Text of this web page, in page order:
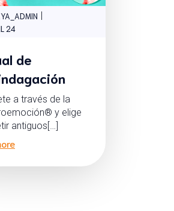
24
de
a través de la
y elige
antiguos[…]